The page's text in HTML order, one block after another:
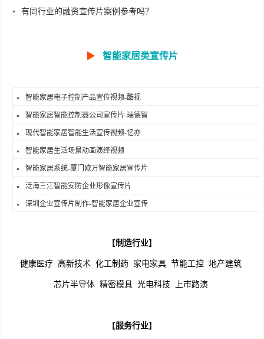
有同行业的融资宣传片案例参考吗？
▶ 智能家居类宣传片
智能家居电子控制产品宣传视频-酷视
智能家居智能控制器公司宣传片-瑞德智
现代智能家居智能生活宣传视频-忆亦
智能家居生活场景动画演绎视频
智能家居系统-厦门欧万智能家居宣传片
泛海三江智能安防企业形像宣传片
深圳企业宣传片制作-智能家居企业宣传
【制造行业】
健康医疗 高新技术 化工制药 家电家具 节能工控 地产建筑
芯片半导体 精密模具 光电科技 上市路演
【服务行业】